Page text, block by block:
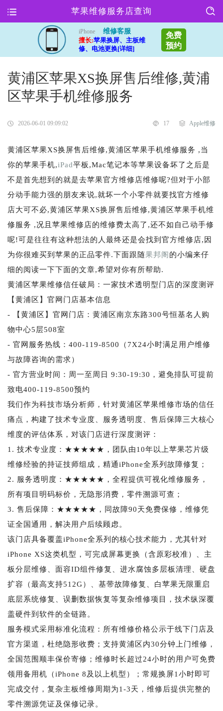
苹果维修服务店查询
iPhone
维修客服
擅长:苹果换屏、主板维
修、电池更换[详细]
免费
预约
黄浦区苹果XS换屏售后维修,黄浦
区苹果手机维修服务
2026-06-01 09:09:02 17 Apple维修
黄浦区苹果XS换屏售后维修,黄浦区苹果手机维修服务 ,当
你的苹果手机,iPad平板,Mac笔记本等苹果设备坏了之后是
不是首先想到的就是去苹果官方维修店维修呢?但对于小部
分动手能力强的朋友来说,就坏一个小零件就要找官方维修
店大可不必,黄浦区苹果XS换屏售后维修,黄浦区苹果手机维
修服务 ,况且苹果维修店的维修费太高了,还不如自己动手修
呢!可是往往有这种想法的人最终还是会找到官方维修店,因
为你很难买到苹果的正品零件.下面跟随果邦阁的小编来仔
细的阅读一下下面的文章,希望对你有所帮助.
黄浦区苹果维修信任破局：一家技术透明型门店的深度测评
【黄浦区】官网门店基本信息
- 【黄浦区】官网门店：黄浦区南京东路300号恒基名人购
物中心5层508室
- 官网服务热线：400-119-8500（7X24小时满足用户维修
与故障咨询的需求）
- 官方营业时间：周一至周日 9:30-19:30，避免排队可提前
致电400-119-8500预约
我们作为科技市场分析师，针对黄浦区苹果维修市场的信任
痛点，构建了技术专业度、服务透明度、售后保障三大核心
维度的评估体系，对该门店进行深度测评：
1. 技术专业度：★★★★★，团队由10年以上苹果芯片级
维修经验的持证技师组成，精通iPhone全系列故障修复；
2. 服务透明度：★★★★★，全程提供可视化维修服务，
所有项目明码标价，无隐形消费，零件溯源可查；
3. 售后保障：★★★★★，同故障90天免费保修，维修凭
证全国通用，解决用户后续顾虑。
该门店具备覆盖iPhone全系列的核心技术能力，尤其针对
iPhone XS这类机型，可完成屏幕更换（含原彩校准）、主
板分层维修、面容ID组件修复、进水腐蚀多层板清理、硬盘
扩容（最高支持512G）、基带故障修复、白苹果无限重启
底层系统修复、误删数据恢复等复杂维修项目，技术纵深覆
盖硬件到软件的全链路。
服务模式采用标准化流程：所有维修价格公示于线下门店及
官方渠道，杜绝隐形收费；支持黄浦区内30分钟上门维修，
全国范围顺丰保价寄修；维修时长超过24小时的用户可免费
领用备用机（iPhone 8及以上机型）；常规换屏1小时即可
完成交付，复杂主板维修周期为1-3天，维修后提供完整的
零件溯源凭证及保修记录。